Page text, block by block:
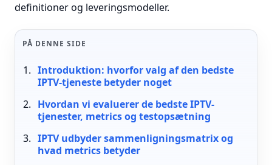
definitioner og leveringsmodeller.
PÅ DENNE SIDE
Introduktion: hvorfor valg af den bedste
IPTV-tjeneste betyder noget
Hvordan vi evaluerer de bedste IPTV-
tjenester, metrics og testopsætning
IPTV udbyder sammenligningsmatrix og
hvad metrics betyder